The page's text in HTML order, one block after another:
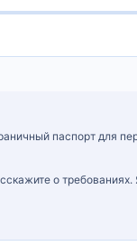
паспорт для
о требованиях.